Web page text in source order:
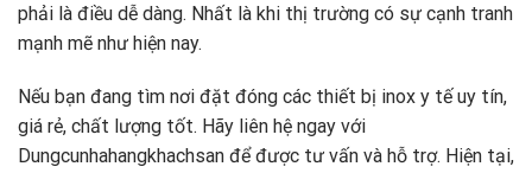
phải là điều dễ dàng. Nhất là khi thị trường có sự cạnh tranh
mạnh mẽ như hiện nay.
Nếu bạn đang tìm nơi đặt đóng các thiết bị inox y tế uy tín,
giá rẻ, chất lượng tốt. Hãy liên hệ ngay với
Dungcunhahangkhachsan để được tư vấn và hỗ trợ. Hiện tại,